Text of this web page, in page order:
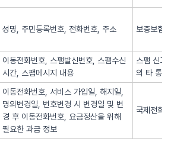
성명, 주민등록번호, 전화번호, 주소 보증보험
이동전화번호, 스팸발신번호, 스팸수신
시간, 스팸메시지 내용
스팸 신고
의 타 통신
이동전화번호, 서비스 가입일, 해지일,
명의변경일, 번호변경 시 변경일 및 변
경 후 이동전화번호, 요금정산을 위해
필요한 과금 정보
국제전화